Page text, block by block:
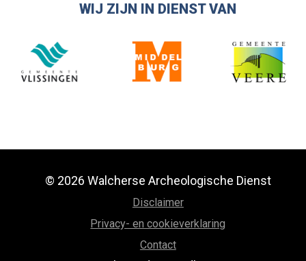
WIJ ZIJN IN DIENST VAN
© 2026 Walcherse Archeologische Dienst
Disclaimer
Privacy- en cookieverklaring
Contact